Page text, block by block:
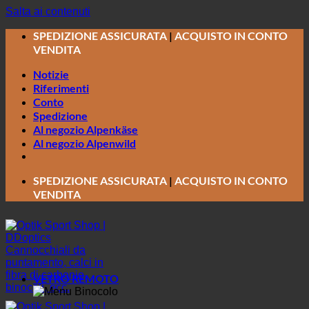
Salta ai contenuti
SPEDIZIONE ASSICURATA | ACQUISTO IN CONTO
VENDITA
Notizie
Riferimenti
Conto
Spedizione
Al negozio Alpenkäse
Al negozio Alpenwild
SPEDIZIONE ASSICURATA | ACQUISTO IN CONTO
VENDITA
VETRO REMOTO